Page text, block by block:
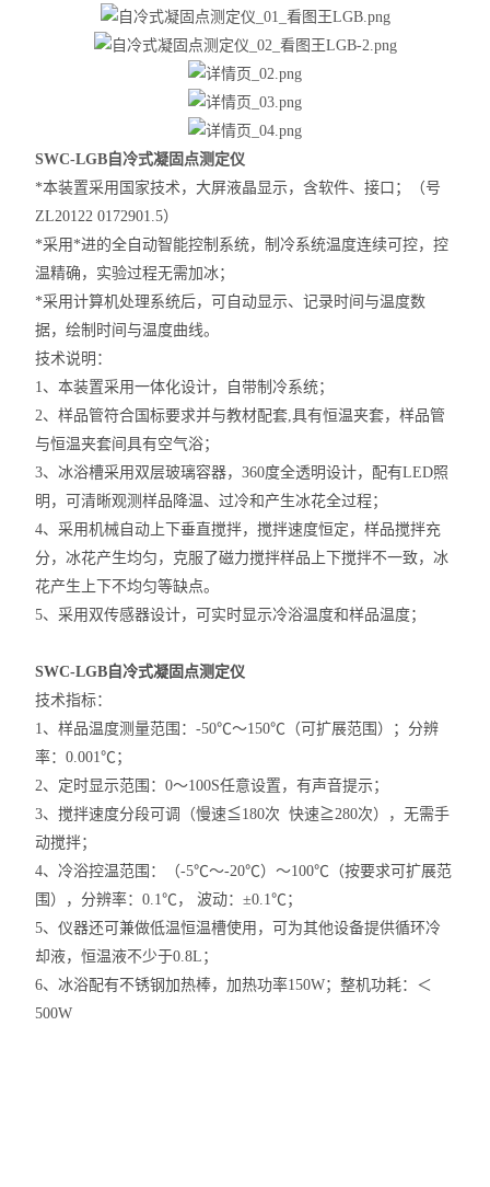
SWC-LGB自冷式凝固点测定仪
*本装置采用国家技术，大屏液晶显示，含软件、接口 ；（号
ZL20122 0172901.5）
*采用*进的全自动智能控制系统，制冷系统温度连续可控，控
温精确 ，实验过程无需加冰；
*采用计算机处理系统后，可自动显示、记录时间与温度数
据，绘制时间与温度曲线。
技术说明：
1、本装置采用一体化设计，自带制冷系统；
2、样品管符合国标要求并与教材配套,具有恒温夹套，样品管
与恒温夹套间具有空气浴；
3、冰浴槽采用双层玻璃容器，360度全透明设计，配有LED照
明，可清晰观测样品 降温、过冷和产生冰花全过程；
4、采用机械自动上下垂直搅拌，搅拌速度恒定，样品搅拌充
分，冰花产生均匀，克服了磁力搅拌样品上下搅拌不一致，冰
花产生上下不均匀等缺点。
5、采用双传感器设计，可实时显示冷浴温度和样品温度；
SWC-LGB自冷式凝固点测定仪
技术指标：
1、样品温度测量范围：-50℃～150℃ （可扩展范围） ；分辨
率：0.001℃；
2、 定时显示范围：0～100S任意设置，有声音提示；
3、搅拌速度分段可调 （慢速≦180次 快速≧280次），无需手
动搅拌；
4、 冷浴控温范围：（-5℃～-20℃）～100℃ （按要求可扩展范
围）
，分辨率：0.1℃， 波动：±0.1℃；
5、仪器还可兼做低温恒温槽使用，可为其他设备提供循环冷
却液，恒温液不少于0.8L ；
6、冰浴配有不锈钢加热棒，加热功率150W；整机功耗： ＜
500W